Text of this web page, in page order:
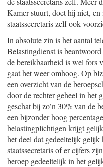
Kamer stuurt, doet hij niet,
staatssecretaris zelf ook
In absolute zin is het aantal
Belastingdienst is
de bereikbaarheid is wel fors
gaat het weer omhoog. Op
een overzicht van de
door de rechter geheel in het
geschat bij zo’n 30% van de
een bijzonder hoog
belastingplichtigen krijgt
het deel dat gedeeltelijk
staatssecretaris of er cijfers
beroep gedeeltelijk in het